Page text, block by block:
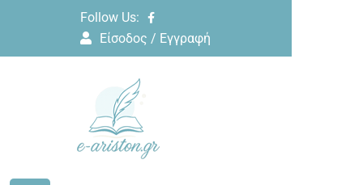
Follow Us:
Είσοδος / Εγγραφή